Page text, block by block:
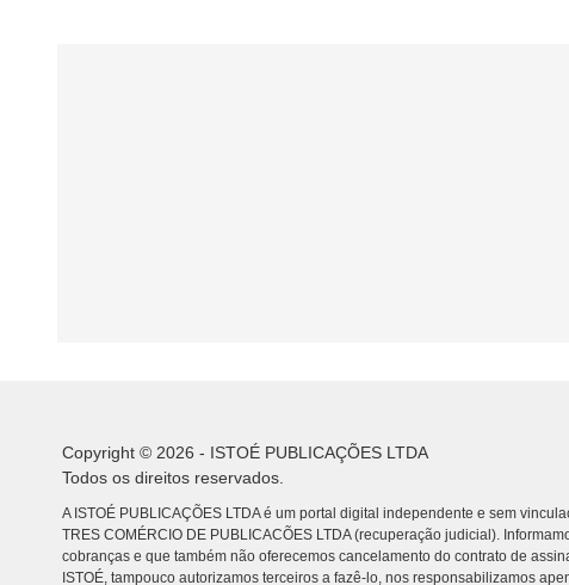
Copyright © 2026 - ISTOÉ PUBLICAÇÕES LTDA
Todos os direitos reservados.
A ISTOÉ PUBLICAÇÕES LTDA é um portal digital independente e sem
TRES COMÉRCIO DE PUBLICACÕES LTDA (recuperação judicial).
cobranças e que também não oferecemos cancelamento do contrato de
ISTOÉ, tampouco autorizamos terceiros a fazê-lo, nos responsabilizamos